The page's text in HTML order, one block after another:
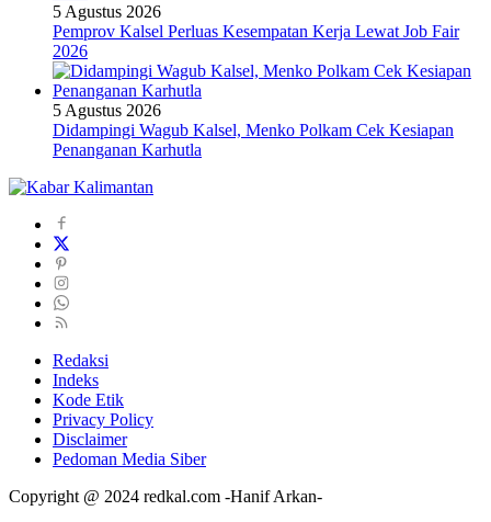
5 Agustus 2026
Pemprov Kalsel Perluas Kesempatan Kerja Lewat Job Fair
2026
5 Agustus 2026
Didampingi Wagub Kalsel, Menko Polkam Cek Kesiapan
Penanganan Karhutla
Redaksi
Indeks
Kode Etik
Privacy Policy
Disclaimer
Pedoman Media Siber
Copyright @ 2024 redkal.com -Hanif Arkan-